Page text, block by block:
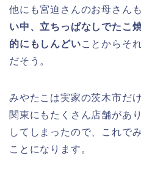
他にも宮迫さんのお母さん
い中、立ちっぱなしでたこ
的にもしんどいことからそ
だそう。
みやたこは実家の茨木市だ
関東にもたくさん店舗があ
してしまったので、これで
ことになります。